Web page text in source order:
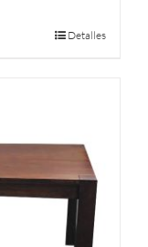
Detalles